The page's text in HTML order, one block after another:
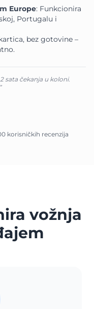
Europe: Funkcionira
Portugalu i
bez gotovine –
sata čekanja u koloni.
korisničkih recenzija
vožnja